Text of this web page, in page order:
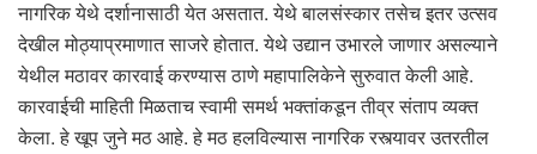
नागरिक येथे दर्शानासाठी येत असतात. येथे बालसंस्कार तसेच इतर उत्सव
देखील मोठ्याप्रमाणात साजरे होतात. येथे उद्यान उभारले जाणार असल्याने
येथील मठावर कारवाई करण्यास ठाणे महापालिकेने सुरुवात केली आहे.
कारवाईची माहिती मिळताच स्वामी समर्थ भक्तांकडून तीव्र संताप व्यक्त
केला. हे खूप जुने मठ आहे. हे मठ हलविल्यास नागरिक रस्त्यावर उतरतील